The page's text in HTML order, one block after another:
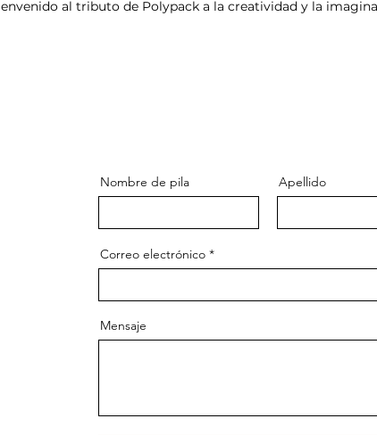
al tributo de Polypack a la creatividad y la
Nombre de pila Apellido
Correo electrónico
Mensaje